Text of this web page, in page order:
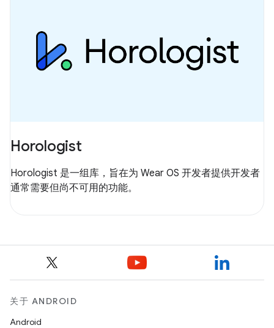
Horologist
Horologist 是一组库，旨在为 Wear OS 开发者提供开发者
通常需要但尚不可用的功能。
关于 ANDROID
Android